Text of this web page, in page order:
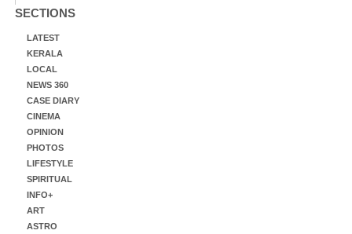
SECTIONS
LATEST
KERALA
LOCAL
NEWS 360
CASE DIARY
CINEMA
OPINION
PHOTOS
LIFESTYLE
SPIRITUAL
INFO+
ART
ASTRO